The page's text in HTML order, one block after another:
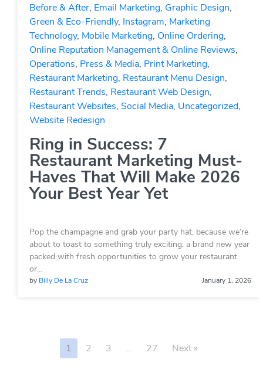
Before & After, Email Marketing, Graphic Design,
Green & Eco-Friendly, Instagram, Marketing
Technology, Mobile Marketing, Online Ordering,
Online Reputation Management & Online Reviews,
Operations, Press & Media, Print Marketing,
Restaurant Marketing, Restaurant Menu Design,
Restaurant Trends, Restaurant Web Design,
Restaurant Websites, Social Media, Uncategorized,
Website Redesign
Ring in Success: 7
Restaurant Marketing Must-
Haves That Will Make 2026
Your Best Year Yet
Pop the champagne and grab your party hat, because we’re
about to toast to something truly exciting: a brand new year
packed with fresh opportunities to grow your restaurant
or…
by Billy De La Cruz January 1, 2026
1 2 3 … 27 Next »